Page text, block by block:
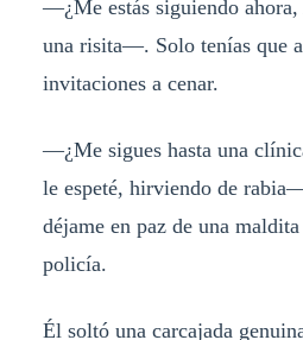
—¿Me estás siguiendo
una risita—. Solo tenías que
invitaciones a cenar.
—¿Me sigues hasta una
le espeté, hirviendo de
déjame en paz de una
policía.
Él soltó una carcajada